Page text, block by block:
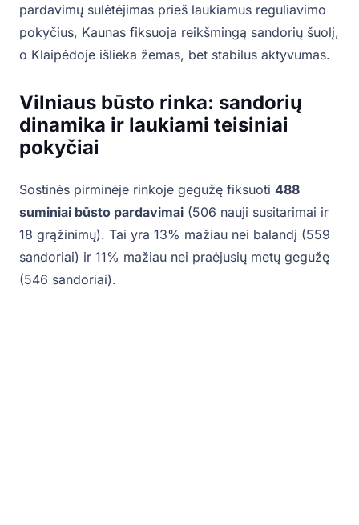
pardavimų sulėtėjimas prieš laukiamus reguliavimo
pokyčius, Kaunas fiksuoja reikšmingą sandorių šuolį,
o Klaipėdoje išlieka žemas, bet stabilus aktyvumas.
Vilniaus būsto rinka: sandorių
dinamika ir laukiami teisiniai
pokyčiai
Sostinės pirminėje rinkoje gegužę fiksuoti 488
suminiai būsto pardavimai (506 nauji susitarimai ir
18 grąžinimų). Tai yra 13% mažiau nei balandį (559
sandoriai) ir 11% mažiau nei praėjusių metų gegužę
(546 sandoriai).